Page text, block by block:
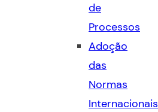
de
Processos
Adoção
das
Normas
Internacionais